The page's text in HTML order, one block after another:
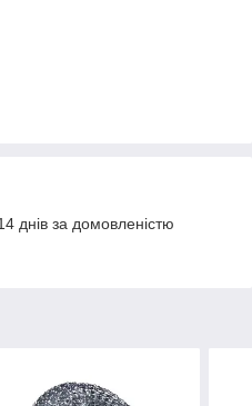
днів за домовленістю